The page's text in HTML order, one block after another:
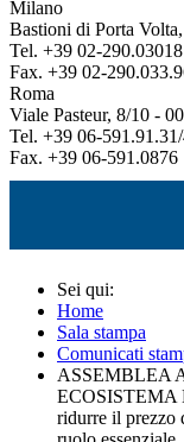
Milano
Bastioni di Porta
Tel. +39 02-290.03018
Fax. +39 02-
Roma
Viale Pasteur, 8/10 -
Tel. +39 06-
Fax. +39 06-591.0876
Sei qui:
Home
Sala stampa
Comunicati
ASSEMBLEA
ECOSISTEMA
ridurre il prezzo